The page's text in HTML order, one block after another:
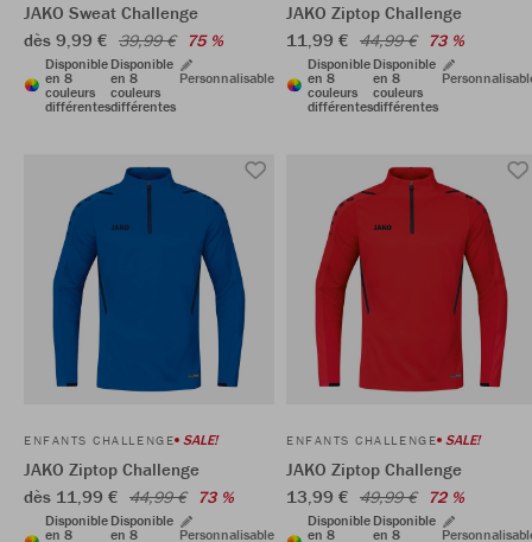
JAKO Sweat Challenge
dès 9,99 € 39,99 € 75 %
Disponible
en 8
couleurs
différentes
Disponible
en 8
couleurs
différentes
Personnalisable
JAKO Ziptop Challenge
11,99 € 44,99 € 73 %
Disponible
en 8
couleurs
différentes
Disponible
en 8
couleurs
différentes
ENFANTS CHALLENGE SALE!
JAKO Ziptop Challenge
dès 11,99 € 44,99 € 73 %
Disponible
en 8
Disponible
en 8
Personnalisable
ENFANTS CHALLENGE SALE!
JAKO Ziptop Challenge
13,99 € 49,99 € 72 %
Disponible
en 8
Disponible
en 8